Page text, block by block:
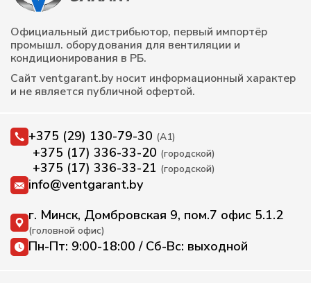
Официальный дистрибьютор, первый импортёр
промышл. оборудования для вентиляции и
кондиционирования в РБ.
Сайт ventgarant.by носит информационный характер
и не является публичной офертой.
+375 (29) 130-79-30 (А1)
+375 (17) 336-33-20 (городской)
+375 (17) 336-33-21 (городской)
info@ventgarant.by
г. Минск, Домбровская 9, пом.7 офис 5.1.2
(головной офис)
Пн-Пт: 9:00-18:00 / Сб-Вс: выходной